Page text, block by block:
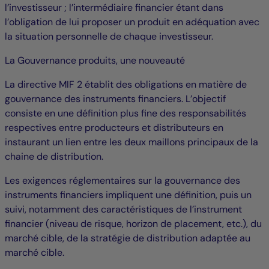
l’investisseur ; l’intermédiaire financier étant dans
l’obligation de lui proposer un produit en adéquation avec
la situation personnelle de chaque investisseur.
La Gouvernance produits, une nouveauté
La directive MIF 2 établit des obligations en matière de
gouvernance des instruments financiers. L’objectif
consiste en une définition plus fine des responsabilités
respectives entre producteurs et distributeurs en
instaurant un lien entre les deux maillons principaux de la
chaine de distribution.
Les exigences réglementaires sur la gouvernance des
instruments financiers impliquent une définition, puis un
suivi, notamment des caractéristiques de l’instrument
financier (niveau de risque, horizon de placement, etc.), du
marché cible, de la stratégie de distribution adaptée au
marché cible.